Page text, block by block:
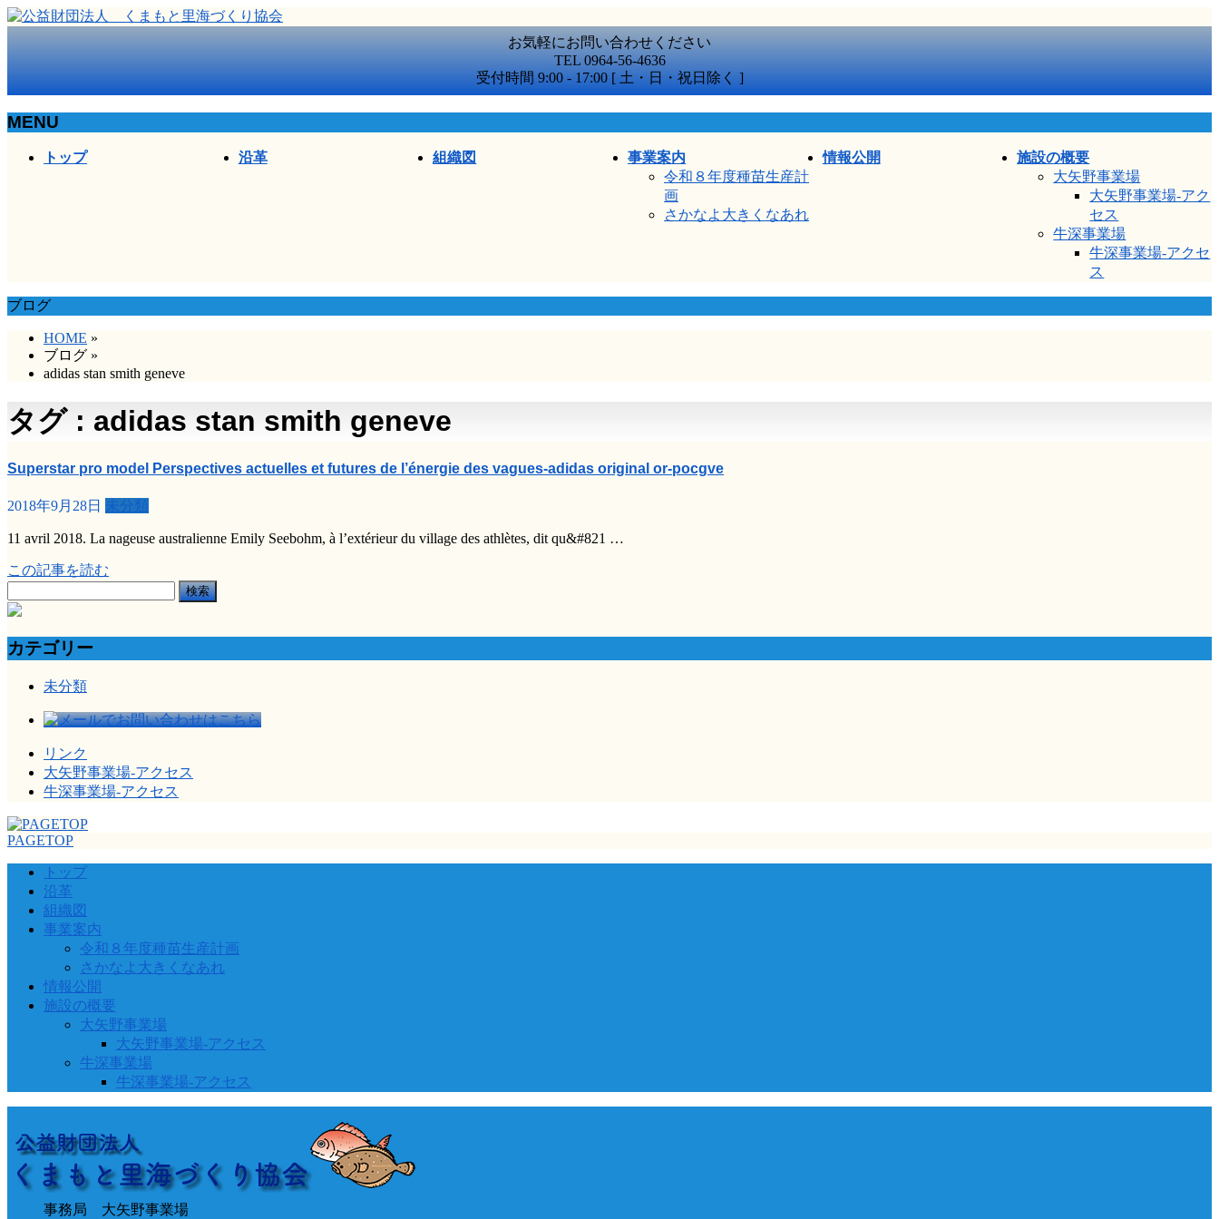
お気軽にお問い合わせください
TEL 0964-56-4636
受付時間 9:00 - 17:00 [ 土・日・祝日除く ]
MENU
トップ 沿革 組織図
事業案内
令和８年度種苗生産計
画
さかなよ大きくなあれ
情報公開
施設の概要
大矢野事業場
大矢野事業場-アク
セス
牛深事業場
牛深事業場-アクセ
ス
ブログ
HOME »
ブログ »
adidas stan smith geneve
タグ : adidas stan smith geneve
Superstar pro model Perspectives actuelles et futures de l’énergie des vagues-adidas original or-pocgve
2018年9月28日 未分類
11 avril 2018. La nageuse australienne Emily Seebohm, à l’extérieur du village des athlètes, dit qu&#821 …
この記事を読む
索:
カテゴリー
未分類
リンク
大矢野事業場-アクセス
牛深事業場-アクセス
PAGETOP
トップ
沿革
組織図
事業案内
令和８年度種苗生産計画
さかなよ大きくなあれ
情報公開
施設の概要
大矢野事業場
大矢野事業場-アクセス
牛深事業場
牛深事業場-アクセス
事務局 大矢野事業場